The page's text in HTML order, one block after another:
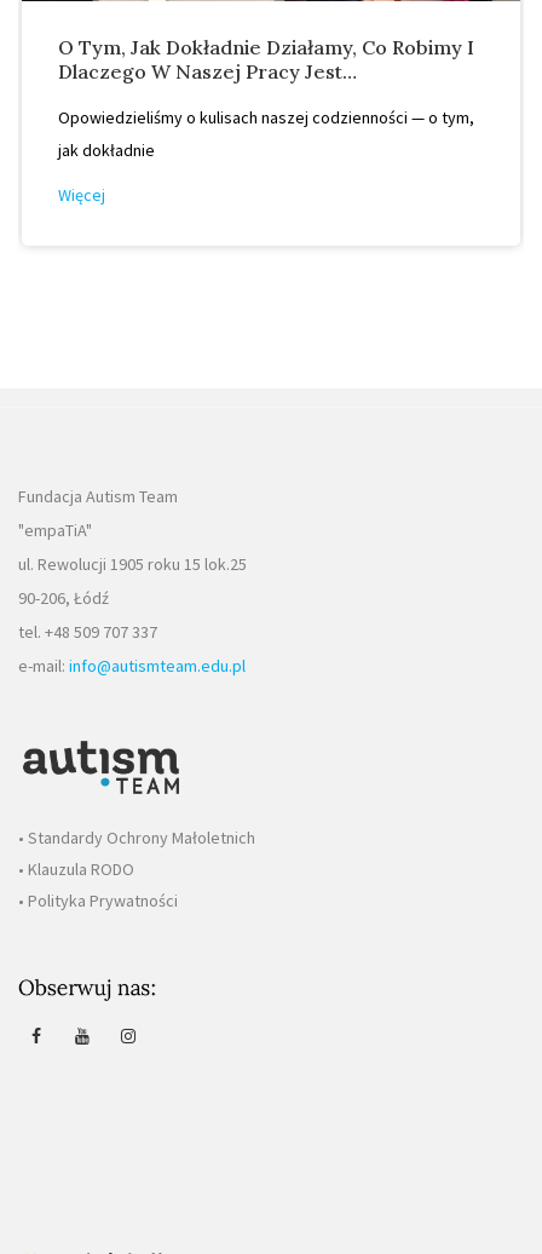
O Tym, Jak Dokładnie Działamy, Co Robimy I
Dlaczego W Naszej Pracy Jest…
Opowiedzieliśmy o kulisach naszej codzienności — o tym,
jak dokładnie
Więcej
Fundacja Autism Team
"empaTiA"
ul. Rewolucji 1905 roku 15 lok.25
90-206, Łódź
tel. +48 509 707 337
e-mail: info@autismteam.edu.pl
• Standardy Ochrony Małoletnich
• Klauzula RODO
• Polityka Prywatności